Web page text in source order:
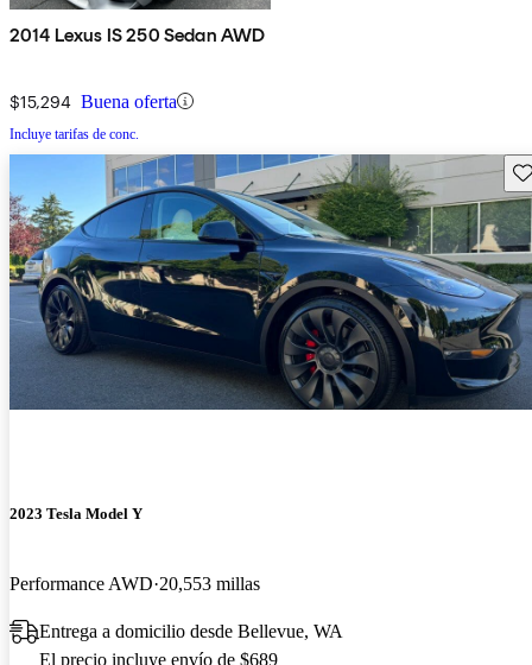
2014 Lexus IS 250 Sedan AWD
$15,294 Buena oferta
Incluye tarifas de conc.
2023 Tesla Model Y
Performance AWD 20,553 millas
Entrega a domicilio desde Bellevue, WA
El precio incluye envío de $689